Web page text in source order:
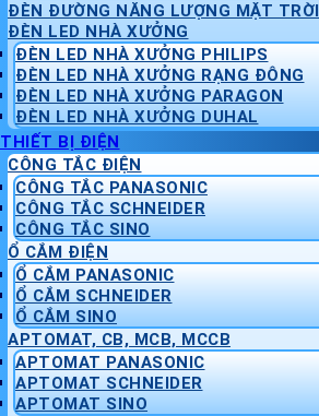
ĐÈN ĐƯỜNG NĂNG LƯỢNG MẶT TRỜI
ĐÈN LED NHÀ XƯỞNG
ĐÈN LED NHÀ XƯỞNG PHILIPS
ĐÈN LED NHÀ XƯỞNG RẠNG ĐÔNG
ĐÈN LED NHÀ XƯỞNG PARAGON
ĐÈN LED NHÀ XƯỞNG DUHAL
THIẾT BỊ ĐIỆN
CÔNG TẮC ĐIỆN
CÔNG TẮC PANASONIC
CÔNG TẮC SCHNEIDER
CÔNG TẮC SINO
Ổ CẮM ĐIỆN
Ổ CẮM PANASONIC
Ổ CẮM SCHNEIDER
Ổ CẮM SINO
APTOMAT, CB, MCB, MCCB
APTOMAT PANASONIC
APTOMAT SCHNEIDER
APTOMAT SINO